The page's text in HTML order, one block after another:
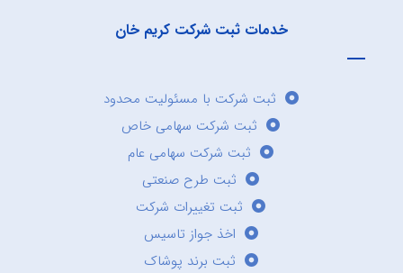
خدمات ثبت شرکت کریم خان
ثبت شرکت با مسئولیت محدود
ثبت شرکت سهامی خاص
ثبت شرکت سهامی عام
ثبت طرح صنعتی
ثبت تغییرات شرکت
اخذ جواز تاسیس
ثبت برند پوشاک